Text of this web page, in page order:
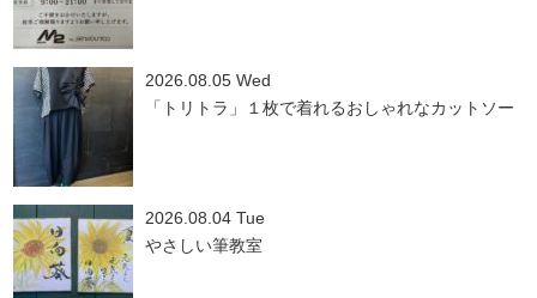
2026.08.05 Wed
「トリトラ」１枚で着れるおしゃれなカットソー
2026.08.04 Tue
やさしい筆教室